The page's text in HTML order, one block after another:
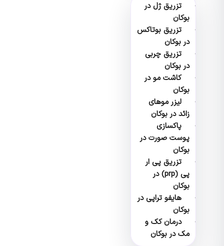
تزریق ژل در
بوکان
تزریق بوتاکس
در بوکان
تزریق چربی
در بوکان
کاشت مو در
بوکان
لیزر موهای
زائد در بوکان
پاکسازی
پوست صورت در
بوکان
تزریق پی ار
پی (prp) در
بوکان
هایفو تراپی در
بوکان
درمان کک و
مک در بوکان